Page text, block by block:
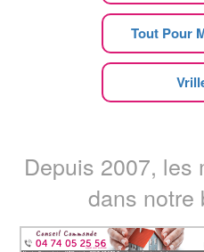
Tout Pour
Depuis 2007, les
dans notre